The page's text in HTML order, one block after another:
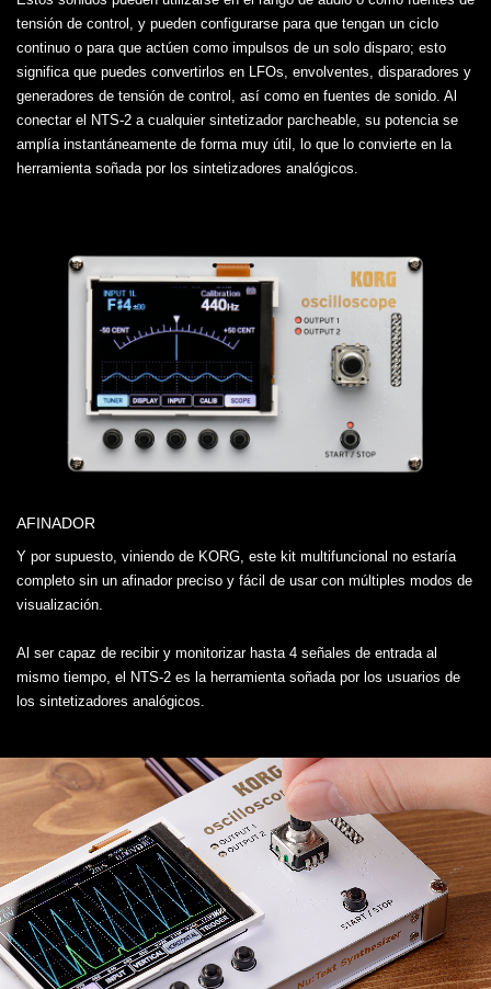
tensión de control, y pueden configurarse para que tengan un ciclo
continuo o para que actúen como impulsos de un solo disparo; esto
significa que puedes convertirlos en LFOs, envolventes, disparadores y
generadores de tensión de control, así como en fuentes de sonido. Al
conectar el NTS-2 a cualquier sintetizador parcheable, su potencia se
amplía instantáneamente de forma muy útil, lo que lo convierte en la
herramienta soñada por los sintetizadores analógicos.
AFINADOR
Y por supuesto, viniendo de KORG, este kit multifuncional no estaría
completo sin un afinador preciso y fácil de usar con múltiples modos de
visualización.
Al ser capaz de recibir y monitorizar hasta 4 señales de entrada al
mismo tiempo, el NTS-2 es la herramienta soñada por los usuarios de
los sintetizadores analógicos.